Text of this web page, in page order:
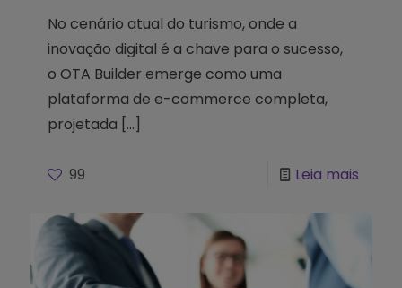
No cenário atual do turismo, onde a
inovação digital é a chave para o sucesso,
o OTA Builder emerge como uma
plataforma de e-commerce completa,
projetada […]
99 Leia mais